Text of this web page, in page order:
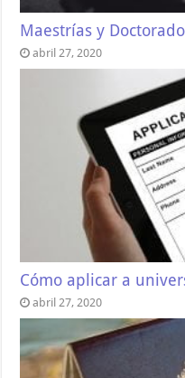
Maestrías y
abril 27, 2020
Cómo aplicar a
abril 27, 2020